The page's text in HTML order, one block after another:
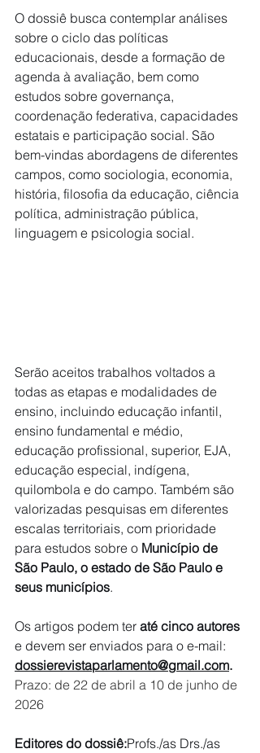
O dossiê busca contemplar análises
sobre o ciclo das políticas
educacionais, desde a formação de
agenda à avaliação, bem como
estudos sobre governança,
coordenação federativa, capacidades
estatais e participação social. São
bem-vindas abordagens de diferentes
campos, como sociologia, economia,
história, filosofia da educação, ciência
política, administração pública,
linguagem e psicologia social.
Serão aceitos trabalhos voltados a
todas as etapas e modalidades de
ensino, incluindo educação infantil,
ensino fundamental e médio,
educação profissional, superior, EJA,
educação especial, indígena,
quilombola e do campo. Também são
valorizadas pesquisas em diferentes
escalas territoriais, com prioridade
para estudos sobre o Município de
São Paulo, o estado de São Paulo e
seus municípios.
Os artigos podem ter até cinco autores
e devem ser enviados para o e-mail:
dossierevistaparlamento@gmail.com.
Prazo: de 22 de abril a 10 de junho de
2026
Editores do dossiê:Profs./as Drs./as